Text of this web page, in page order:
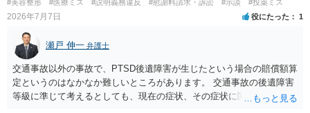
失又は債務不履行（他に過失又は債務不履行がある場合はそれも含
む）が認定され、それらと損害（当初の手術費用や他院での修正手術
費用）との間に相当因果関係が認められる場合は、補償を求めること
は可能です。 以上です。 何かあればご連絡ください。
の不妊治療を継続するお考えがあるように思われます。仮に、今後も
この病院での不妊治療を継続するのであれば、解決の方法として訴訟
は選択しづらく、交渉ベースでの解決が望ましいでしょう。 その上
で、病院の提案内容を検討すると、約５万３千円の内訳は、６個分の
培養・凍結費用の保険負担分とのことですから、今回失われた胚盤胞
のみならず、維持されている５個分の胚盤胞についても病院負担とし
ており、この点は病院の譲歩部分と評価できるでしょう（診療報酬点
数K917参照）。 他方で、４ＢＡというグレードが高い胚盤胞の移植が
#美容整形 #医療ミス #説明義務違反 #慰謝料請求・訴訟 #示談 #投薬ミス
2026年7月7日 役にたった 1
瀬戸 伸一 弁護士
交通事故以外の事故で、PTSD後遺障害が生じたという場合の賠償額算
定というのはなかなか難しいところがあります。 交通事故の後遺障害
等級に準じて考えるとしても、現在の症状、その症状に関する医療記